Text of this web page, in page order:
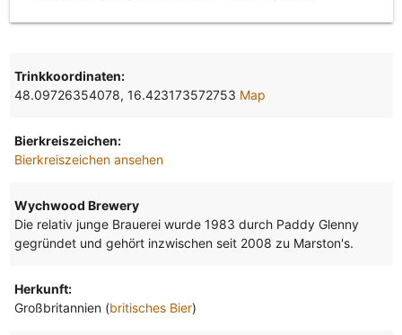
Trinkkoordinaten:
48.09726354078, 16.423173572753 Map
Bierkreiszeichen:
Bierkreiszeichen ansehen
Wychwood Brewery
Die relativ junge Brauerei wurde 1983 durch Paddy Glenny
gegründet und gehört inzwischen seit 2008 zu Marston's.
Herkunft:
Großbritannien (britisches Bier)